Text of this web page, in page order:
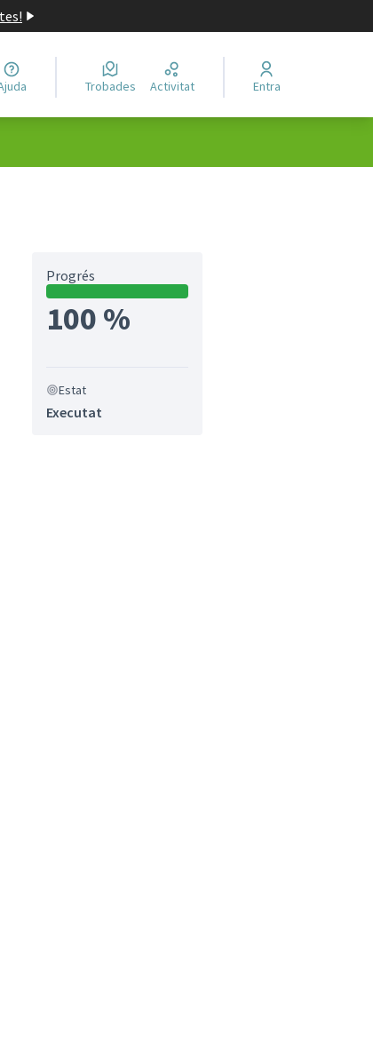
Ajuda Trobades Activitat Entra
Progrés
100 %
Estat
Executat